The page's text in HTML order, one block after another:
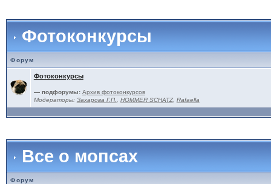
Фотоконкурсы
Форум
Фотоконкурсы
— подфорумы: Архив фотоконкурсов
Модераторы: Захарова Г.П. HOMMER SCHATZ, Rafaella
Все о мопсах
Форум